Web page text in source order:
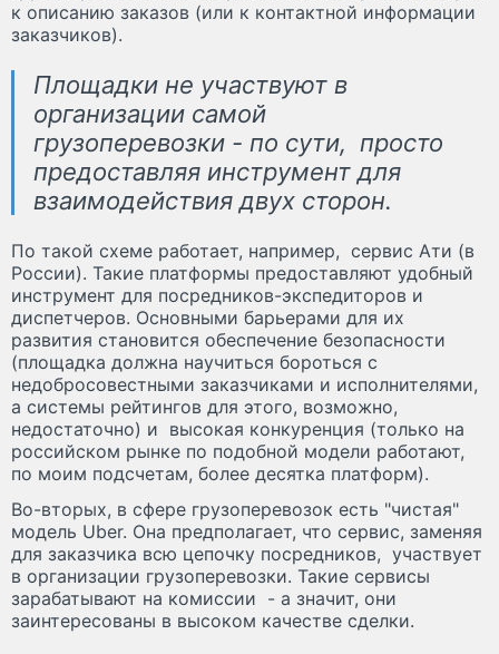
к описанию заказов (или к контактной информации
заказчиков).
Площадки не участвуют в
организации самой
грузоперевозки - по сути, просто
предоставляя инструмент для
взаимодействия двух сторон.
По такой схеме работает, например, сервис Ати (в
России). Такие платформы предоставляют удобный
инструмент для посредников-экспедиторов и
диспетчеров. Основными барьерами для их
развития становится обеспечение безопасности
(площадка должна научиться бороться с
недобросовестными заказчиками и исполнителями,
а системы рейтингов для этого, возможно,
недостаточно) и высокая конкуренция (только на
российском рынке по подобной модели работают,
по моим подсчетам, более десятка платформ).
Во-вторых, в сфере грузоперевозок есть "чистая"
модель Uber. Она предполагает, что сервис, заменяя
для заказчика всю цепочку посредников, участвует
в организации грузоперевозки. Такие сервисы
зарабатывают на комиссии - а значит, они
заинтересованы в высоком качестве сделки.